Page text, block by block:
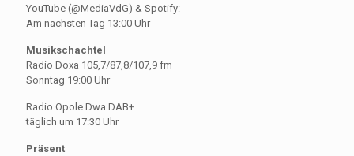
YouTube (@MediaVdG) & Spotify:
Am nächsten Tag 13:00 Uhr
Musikschachtel
Radio Doxa 105,7/87,8/107,9 fm
Sonntag 19:00 Uhr
Radio Opole Dwa DAB+
täglich um 17:30 Uhr
Präsent